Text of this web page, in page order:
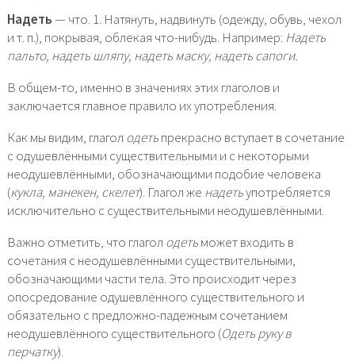
Надеть— что. 1. Натянуть, надвинуть (одежду, обувь, чехол
и т. п.), покрывая, облекая что-нибудь. Например: Надеть
пальто, надеть шляпу, надеть маску, надеть сапоги.
В общем-то, именно в значениях этих глаголов и
заключается главное правило их употребления.
Как мы видим, глагол одетьпрекрасно вступает в сочетание
с одушевлёнными существительными и с некоторыми
неодушевлёнными, обозначающими подобие человека
(кукла, манекен, скелет). Глагол же надетьупотребляется
исключительно с существительными неодушевлёнными.
Важно отметить, что глагол одетьможет входить в
сочетания с неодушевлёнными существительными,
обозначающими части тела. Это происходит через
опосредование одушевлённого существительного и
обязательно с предложно-падежным сочетанием
неодушевлённого существительного (Одеть руку в
перчатку).